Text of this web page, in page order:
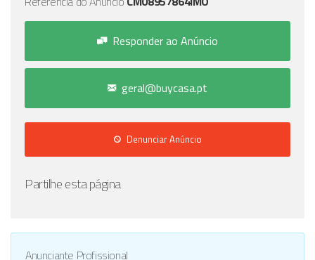
Responder ao Anúncio
geral@buycasa.pt
Denunciar Anúncio
Partilhe esta página
Anunciante Profissional